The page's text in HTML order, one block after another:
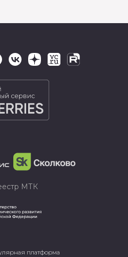
платформа
МТК